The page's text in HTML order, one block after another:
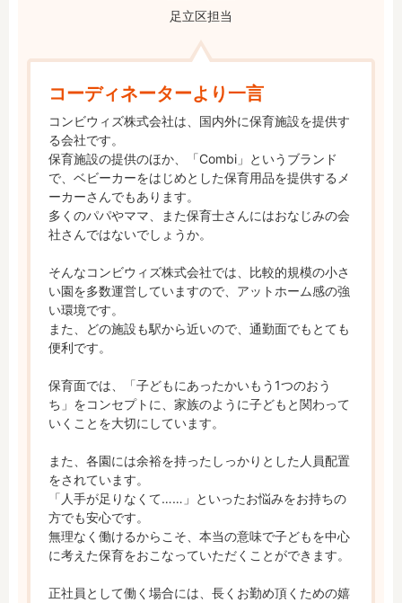
足立区担当
コーディネーターより一言
コンビウィズ株式会社は、国内外に保育施設を提供す
る会社です。
保育施設の提供のほか、「Combi」というブランド
で、ベビーカーをはじめとした保育用品を提供するメ
ーカーさんでもあります。
多くのパパやママ、また保育士さんにはおなじみの会
社さんではないでしょうか。
そんなコンビウィズ株式会社では、比較的規模の小さ
い園を多数運営していますので、アットホーム感の強
い環境です。
また、どの施設も駅から近いので、通勤面でもとても
便利です。
保育面では、「子どもにあったかいもう1つのおう
ち」をコンセプトに、家族のように子どもと関わって
いくことを大切にしています。
また、各園には余裕を持ったしっかりとした人員配置
をされています。
「人手が足りなくて……」といったお悩みをお持ちの
方でも安心です。
無理なく働けるからこそ、本当の意味で子どもを中心
に考えた保育をおこなっていただくことができます。
正社員として働く場合には、長くお勤め頂くための嬉